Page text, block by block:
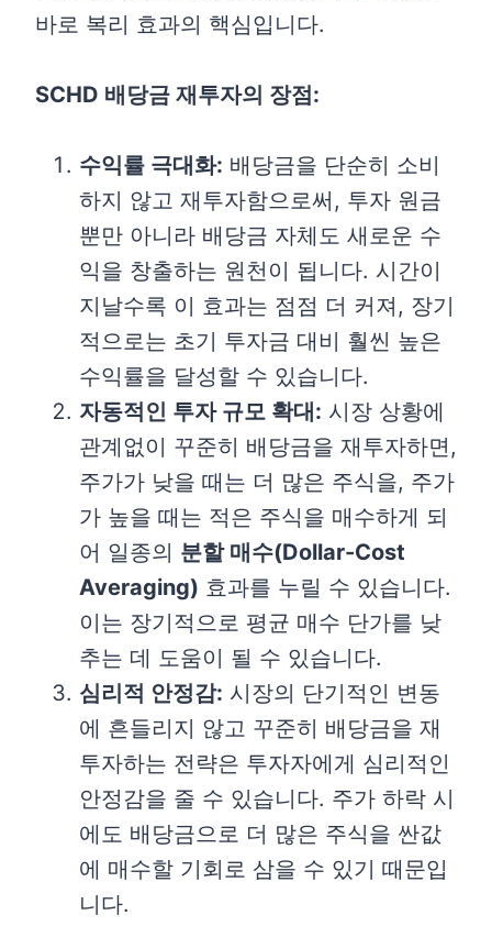
바로 복리 효과의 핵심입니다.
SCHD 배당금 재투자의 장점:
수익률 극대화: 배당금을 단순히 소비
하지 않고 재투자함으로써, 투자 원금
뿐만 아니라 배당금 자체도 새로운 수
익을 창출하는 원천이 됩니다. 시간이
지날수록 이 효과는 점점 더 커져, 장기
적으로는 초기 투자금 대비 훨씬 높은
수익률을 달성할 수 있습니다.
자동적인 투자 규모 확대: 시장 상황에
관계없이 꾸준히 배당금을 재투자하면,
주가가 낮을 때는 더 많은 주식을, 주가
가 높을 때는 적은 주식을 매수하게 되
어 일종의 분할 매수(Dollar-Cost
Averaging) 효과를 누릴 수 있습니다.
이는 장기적으로 평균 매수 단가를 낮
추는 데 도움이 될 수 있습니다.
심리적 안정감: 시장의 단기적인 변동
에 흔들리지 않고 꾸준히 배당금을 재
투자하는 전략은 투자자에게 심리적인
안정감을 줄 수 있습니다. 주가 하락 시
에도 배당금으로 더 많은 주식을 싼값
에 매수할 기회로 삼을 수 있기 때문입
니다.